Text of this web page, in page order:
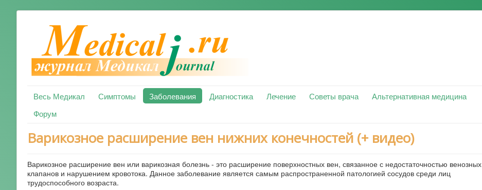
Весь Медикал Симптомы Заболевания Диагностика Лечение Советы врача
Альтернативная медицина
Форум
Варикозное расширение вен нижних конечностей (+ видео)
Варикозное расширение вен или варикозная болезнь - это расширение поверхностных вен, связанное с недостаточностью венозных
клапанов и нарушением кровотока. Данное заболевание является самым распространенной патологией сосудов среди лиц
трудоспособного возраста.